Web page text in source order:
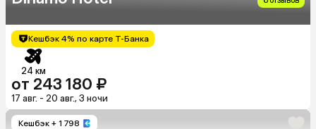
Кешбэк 4% по карте Т-Банка
24 км
от 243 180 ₽
17 авг. - 20 авг., 3 ночи
Кешбэк + 1 798